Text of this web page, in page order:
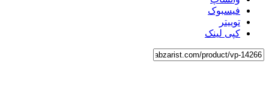
فیسبوک
توییتر
کپی لینک